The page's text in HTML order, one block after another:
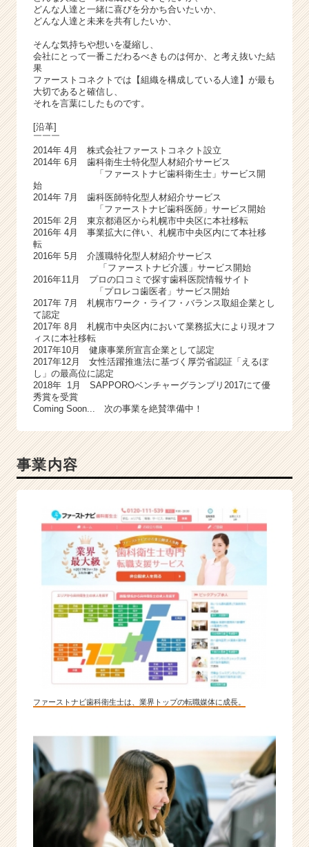
r
e
r）
どんな人達と一緒に喜びを分かち合いたいか、
どんな人達と未来を共有したいか、
そんな気持ちや想いを凝縮し、
会社にとって一番こだわるべきものは何か、と考え抜いた結
果
ファーストコネクトでは【組織を構成している人達】が最も
大切であると確信し、
それを言葉にしたものです。
[沿革]
￣￣￣
2014年 4月 株式会社ファーストコネクト設立
2014年 6月 歯科衛生士特化型人材紹介サービス
「ファーストナビ歯科衛生士」サービス開
始
2014年 7月 歯科医師特化型人材紹介サービス
「ファーストナビ歯科医師」サービス開始
2015年 2月 東京都港区から札幌市中央区に本社移転
2016年 4月 事業拡大に伴い、札幌市中央区内にて本社移
転
2016年 5月 介護職特化型人材紹介サービス
「ファーストナビ介護」サービス開始
2016年11月 プロの口コミで探す歯科医院情報サイト
「プロレコ歯医者」サービス開始
2017年 7月 札幌市ワーク・ライフ・バランス取組企業とし
て認定
2017年 8月 札幌市中央区内において業務拡大により現オフ
ィスに本社移転
2017年10月 健康事業所宣言企業として認定
2017年12月 女性活躍推進法に基づく厚労省認証「えるぼ
し」の最高位に認定
2018年 1月 SAPPOROベンチャーグランプリ2017にて優
秀賞を受賞
Coming Soon... 次の事業を絶賛準備中！
事業内容
ファーストナビ歯科衛生士は、業界トップの転職媒体に成長。